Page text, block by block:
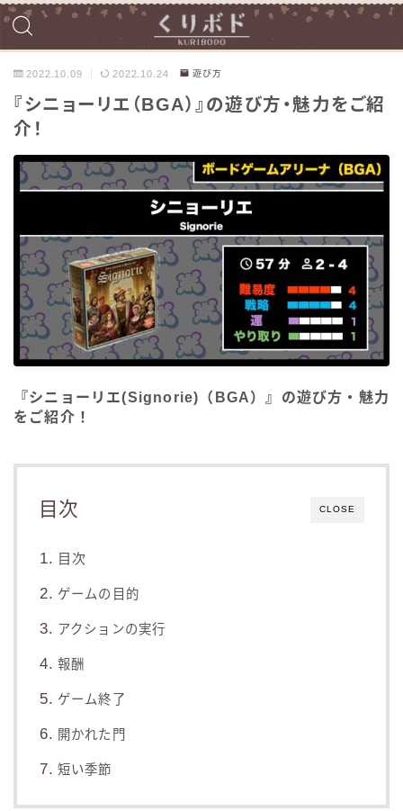
2022.10.09 2022.10.24 遊び方
『シニョーリエ（BGA）』の遊び方・魅力をご紹
介！
『シニョーリエ(Signorie)（BGA）』の遊び方・魅力
をご紹介！
CLOSE
目次
目次
ゲームの目的
アクションの実行
報酬
ゲーム終了
開かれた門
短い季節